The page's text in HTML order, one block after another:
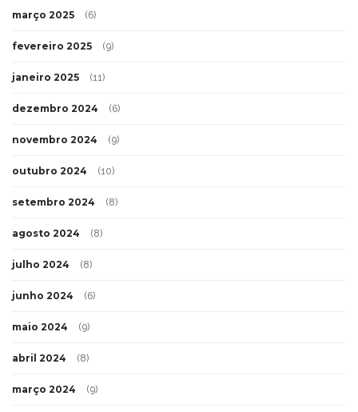
março 2025 (6)
fevereiro 2025 (9)
janeiro 2025 (11)
dezembro 2024 (6)
novembro 2024 (9)
outubro 2024 (10)
setembro 2024 (8)
agosto 2024 (8)
julho 2024 (8)
junho 2024 (6)
maio 2024 (9)
abril 2024 (8)
março 2024 (9)